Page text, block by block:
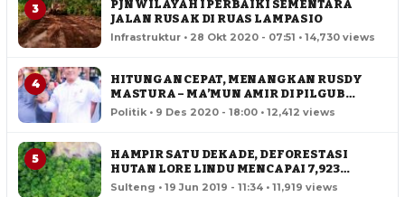
3
PJN WILAYAH I PERBAIKI SEMENTARA
JALAN RUSAK DI RUAS LAMPASIO
Infrastruktur • 28 Okt 2020 - 07:51 • 14,730 views
4
HITUNGAN CEPAT, MENANGKAN RUSDY
MASTURA – MA’MUN AMIR DI PILGUB
SULTENG
Politik • 9 Des 2020 - 18:00 • 12,412 views
5
HAMPIR SATU DEKADE, DEFORESTASI
HUTAN LORE LINDU MENCAPAI 7,923
HEKTAR
Sulteng • 19 Jun 2019 - 11:34 • 11,919 views